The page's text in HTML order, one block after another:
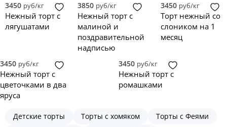
3450 руб/кг
Нежный торт с
лягушатами
3850 руб/кг
Нежный торт с
малиной и
поздравительной
надписью
3450 руб/кг
Торт нежный со
слоником на 1
месяц
3450 руб/кг
Нежный торт с
цветочками в два
яруса
3450 руб/кг
Нежный торт с
ромашками
Детские торты Торты с хомяком
Торты с Феями